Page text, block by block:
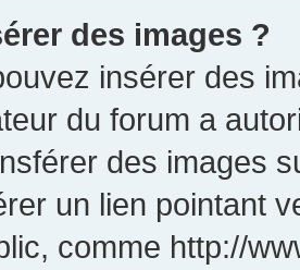
des images ?
insérer des
du forum a
des images
un lien pointant
comme http://